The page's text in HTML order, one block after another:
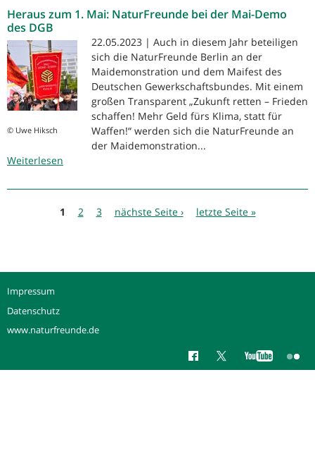
Mai-
des
DGB
Heraus zum 1. Mai: NaturFreunde bei der Mai-Demo
des DGB
© Uwe Hiksch
22.05.2023 | Auch in diesem Jahr beteiligen
sich die NaturFreunde Berlin an der
Maidemonstration und dem Maifest des
Deutschen Gewerkschaftsbundes. Mit einem
großen Transparent „Zukunft retten – Frieden
schaffen! Mehr Geld fürs Klima, statt für
Waffen!“ werden sich die NaturFreunde an
der Maidemonstration...
Weiterlesen
zum
Mai:
DGB
1 2 3 nächste Seite › letzte Seite »
Impressum
Datenschutz
www.naturfreunde.de